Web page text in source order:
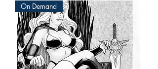
On Demand